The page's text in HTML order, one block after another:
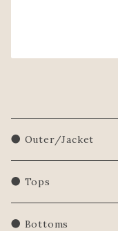
● Outer/Jacket
● Tops
Shirts/Blouse
● Bottoms